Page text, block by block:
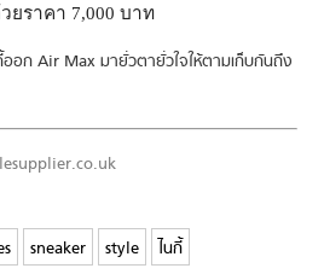
ยราคา 7,000 บาท
ออก Air Max มายั่วตายั่วใจให้ตามเก็บกันถึง
sneaker style ไนกี้